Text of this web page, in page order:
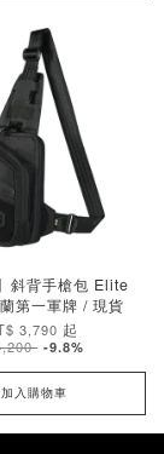
斜背手槍包 Elite
第一軍牌 / 現貨
3,790 起
-9.8%
加入購物車